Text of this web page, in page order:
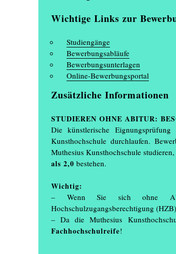
Wichtige Links zur
Studiengänge
Bewerbungsabläufe
Bewerbungsunterlagen
Online-Bewerbungsportal
Zusätzliche Informationen
STUDIEREN OHNE ABITUR:
Die künstlerische
Kunsthochschule durchlaufen.
Muthesius Kunsthochschule
als 2,0 bestehen.
Wichtig:
– Wenn Sie sich ohne
Hochschulzugangsberechtigung
– Da die Muthesius
Fachhochschulreife!